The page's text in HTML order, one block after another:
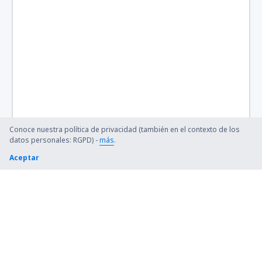
Conoce nuestra política de privacidad (también en el contexto de los
datos personales: RGPD) -más.
Aceptar